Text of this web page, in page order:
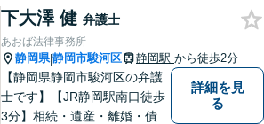
す。法人・個人事業主の事業
再建・債務整理の問題解決に
自信があります。
下大澤 健 弁護士
あおば法律事務所
静岡県|静岡市駿河区 静岡駅 から徒歩2分
【静岡県静岡市駿河区の弁護
士です】【JR静岡駅南口徒歩
3分】相続・遺産・離婚・債務
詳細を見
る